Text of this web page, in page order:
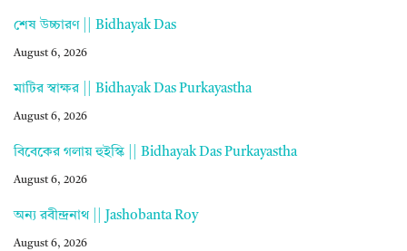
শেষ উচ্চারণ || Bidhayak Das
August 6, 2026
মাটির স্বাক্ষর || Bidhayak Das Purkayastha
August 6, 2026
বিবেকের গলায় হুইস্কি || Bidhayak Das Purkayastha
August 6, 2026
অন্য রবীন্দ্রনাথ || Jashobanta Roy
August 6, 2026